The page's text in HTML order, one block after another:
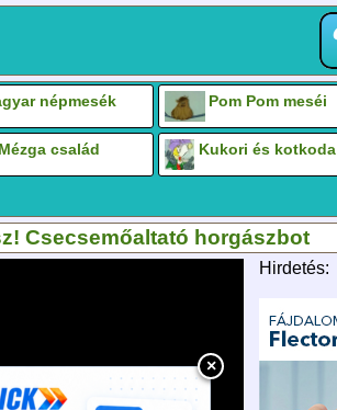
×
népmesék Pom Pom meséi
család Kukori és kotkoda
Csecsemőaltató horgászbot
Hirdetés: